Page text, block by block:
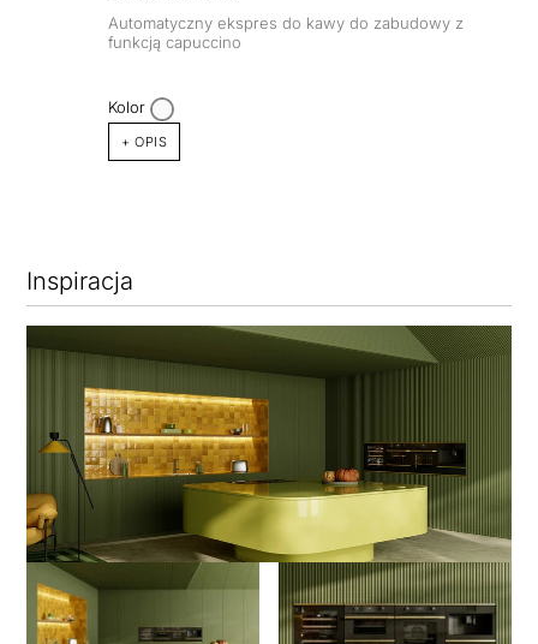
Automatyczny ekspres do kawy do zabudowy z
funkcją capuccino
Kolor
+ OPIS
Inspiracja